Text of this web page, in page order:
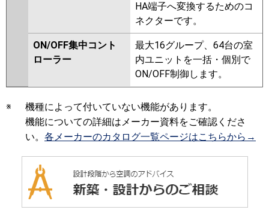
HA端子へ変換するためのコ
ネクターです。
ON/OFF集中コント
ローラー
最大16グループ、64台の室
内ユニットを一括・個別で
ON/OFF制御します。
※
機種によって付いていない機能があります。
機能についての詳細はメーカー資料をご確認くださ
い。 各メーカーのカタログ一覧ページはこちらから→